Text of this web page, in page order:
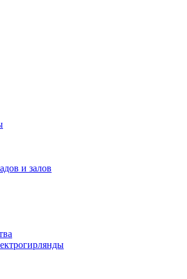
и залов